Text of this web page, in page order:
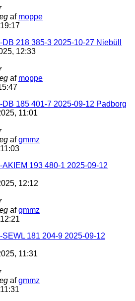
af moppe
218 385-3 2025-10-27 Niebüll
12:33
af moppe
185 401-7 2025-09-12 Padborg
11:01
afgmmz
193 480-1 2025-09-12
12:12
afgmmz
181 204-9 2025-09-12
11:31
afgmmz